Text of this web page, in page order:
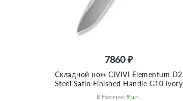
7860 ₽
Складной нож CIVIVI Elementum D2
Steel Satin Finished Handle G10 Ivory
В Наличии:9 Шт.